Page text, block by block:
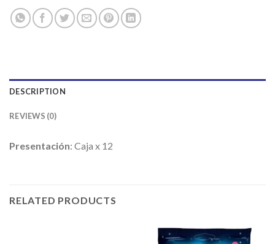
DESCRIPTION
REVIEWS (0)
Presentación: Caja x 12
RELATED PRODUCTS